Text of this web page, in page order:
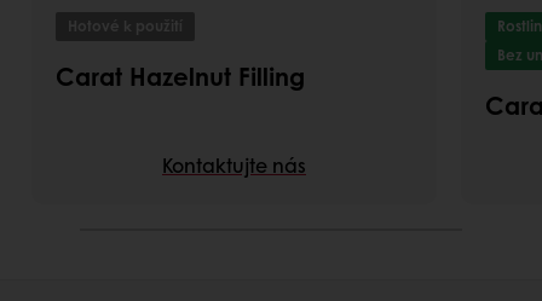
Hotové k použití
Carat Hazelnut Filling
Kontaktujte nás
Bez